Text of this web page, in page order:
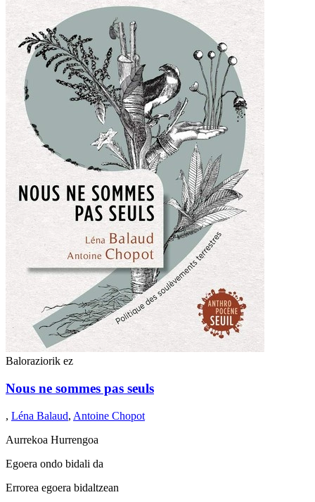
Baloraziorik ez
Nous ne sommes pas seuls
, Léna Balaud, Antoine Chopot
Aurrekoa Hurrengoa
Egoera ondo bidali da
Errorea egoera bidaltzean